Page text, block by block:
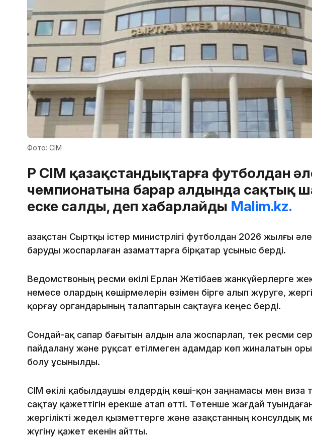
Фото: СІМ
ҚР СІМ қазақстандықтарға футболдан
чемпионатына барар алдында сақтық
еске салды, деп хабарлайды Malim.kz.
Қазақстан Сыртқы істер министрлігі футболдан 2026 жылғы
баруды жоспарлаған азаматтарға бірқатар ұсыныс берді.
Ведомствоның ресми өкілі Ерлан Жетібаев жанкүйерлерге
немесе олардың көшірмелерін өзімен бірге алып жүруге,
қорғау органдарының талаптарын сақтауға кеңес берді.
Сондай-ақ сапар бағытын алдын ала жоспарлап, тек ресми
пайдалану және рұқсат етілмеген адамдар көп жиналатын
болу ұсынылды.
СІМ өкілі қабылдаушы елдердің көші-қон заңнамасы мен виза
сақтау қажеттігін ерекше атап өтті. Төтенше жағдай
жергілікті жедел қызметтерге және Қазақстанның консулдық
жүгіну қажет екенін айтты.